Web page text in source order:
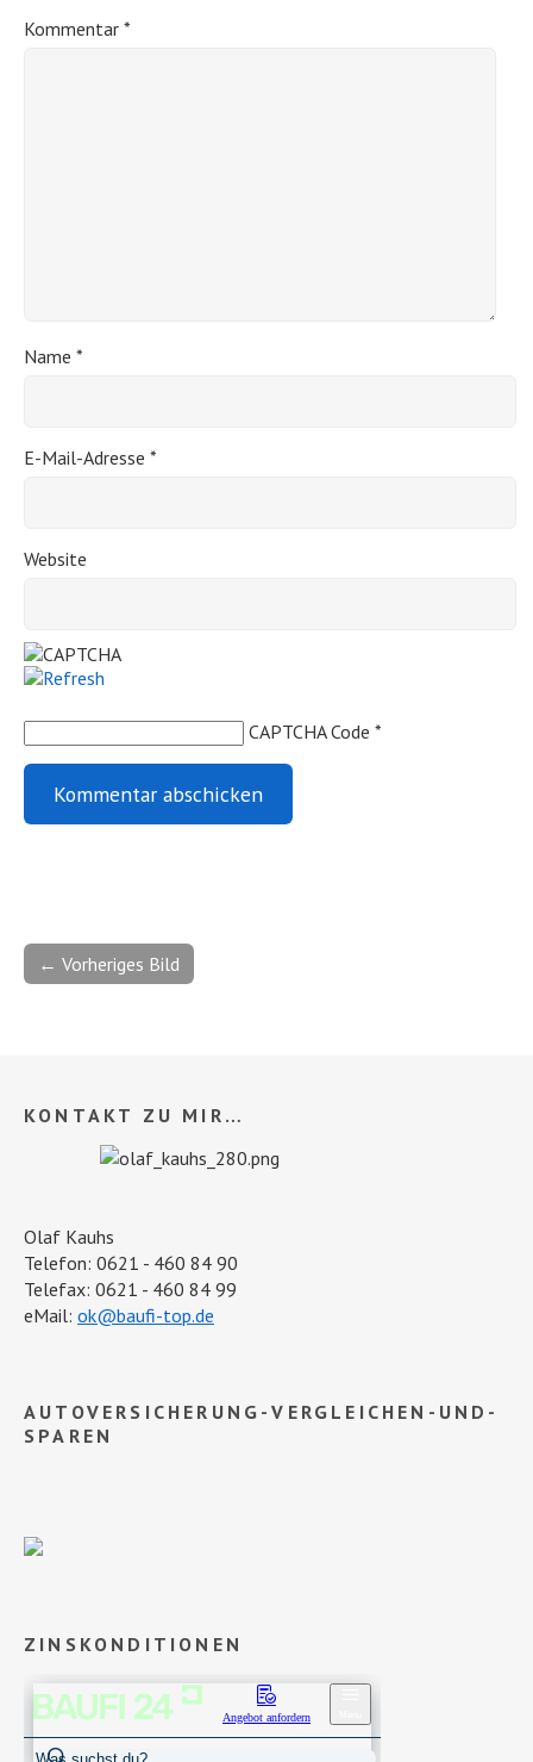
Kommentar *
Name *
E-Mail-Adresse *
Website
CAPTCHA Code *
← Vorheriges Bild
KONTAKT ZU MIR…
Olaf Kauhs
Telefon: 0621 - 460 84 90
Telefax: 0621 - 460 84 99
eMail: ok@baufi-top.de
AUTOVERSICHERUNG-VERGLEICHEN-UND-
SPAREN
ZINSKONDITIONEN